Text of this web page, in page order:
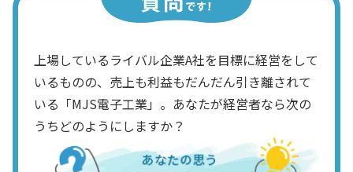
上場しているライバル企業A社を目標に経営をして
いるものの、売上も利益もだんだん引き離されて
いる「MJS電子工業」。あなたが経営者なら次の
うちどのようにしますか？